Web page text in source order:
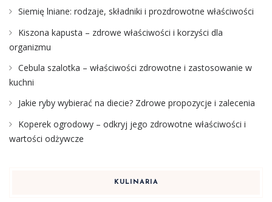
Siemię lniane: rodzaje, składniki i prozdrowotne właściwości
Kiszona kapusta – zdrowe właściwości i korzyści dla
organizmu
Cebula szalotka – właściwości zdrowotne i zastosowanie w
kuchni
Jakie ryby wybierać na diecie? Zdrowe propozycje i zalecenia
Koperek ogrodowy – odkryj jego zdrowotne właściwości i
wartości odżywcze
KULINARIA